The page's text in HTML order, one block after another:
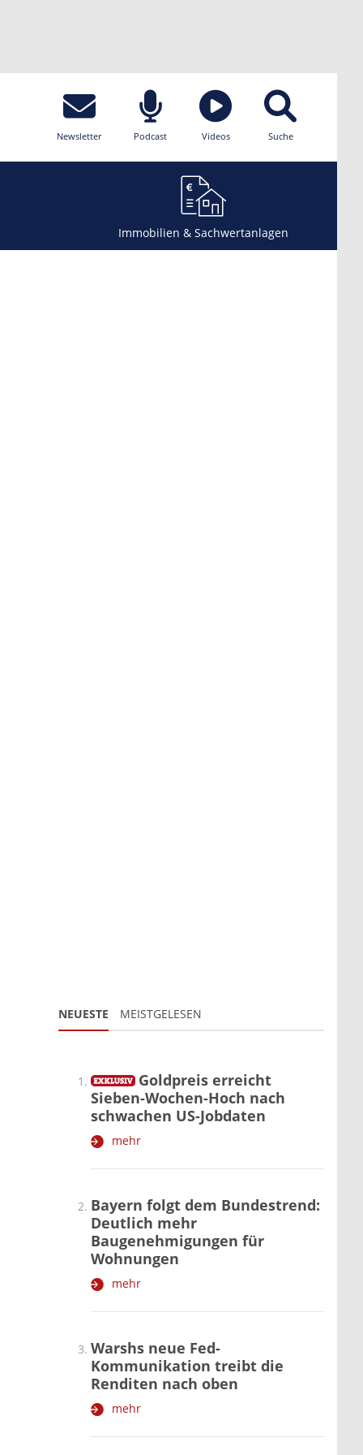
Newsletter Podcast Videos Suche
Immobilien & Sachwertanlagen
NEUESTE MEISTGELESEN
Goldpreis erreicht
Sieben-Wochen-Hoch nach
schwachen US-Jobdaten
mehr
Bayern folgt dem Bundestrend:
Deutlich mehr
Baugenehmigungen für
Wohnungen
mehr
Warshs neue Fed-
Kommunikation treibt die
Renditen nach oben
mehr